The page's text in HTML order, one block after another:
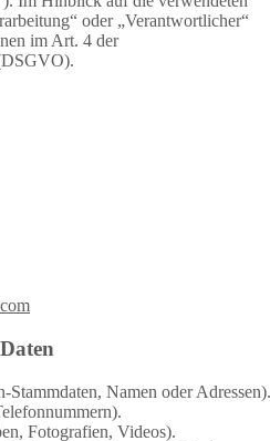
oder „Verantwortlicher“
im Art. 4 der
Stammdaten, Namen oder Adressen).
Fotografien, Videos).